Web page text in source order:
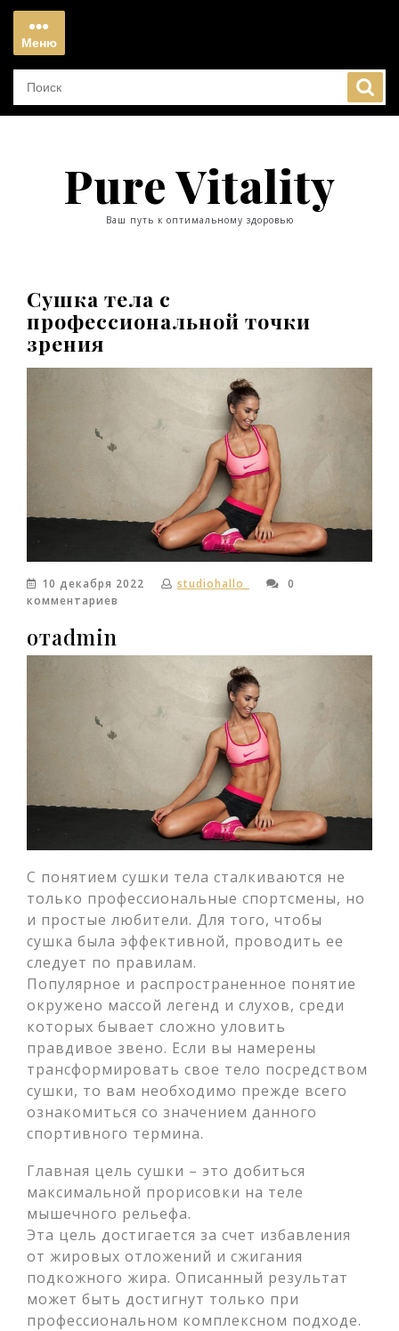
Перейти
содержимому
Меню
Меню
Pure Vitality
Ваш путь к оптимальному здоровью
Сушка тела с
профессиональной точки
зрения
10 декабря 2022 studiohallo_
0
комментариев
отadmin
С понятием сушки тела сталкиваются не
только профессиональные спортсмены, но
и простые любители. Для того, чтобы
сушка была эффективной, проводить ее
следует по правилам.
Популярное и распространенное понятие
окружено массой легенд и слухов, среди
которых бывает сложно уловить
правдивое звено. Если вы намерены
трансформировать свое тело посредством
сушки, то вам необходимо прежде всего
ознакомиться со значением данного
спортивного термина.
Главная цель сушки – это добиться
максимальной прорисовки на теле
мышечного рельефа.
Эта цель достигается за счет избавления
от жировых отложений и сжигания
подкожного жира. Описанный результат
может быть достигнут только при
профессиональном комплексном подходе.